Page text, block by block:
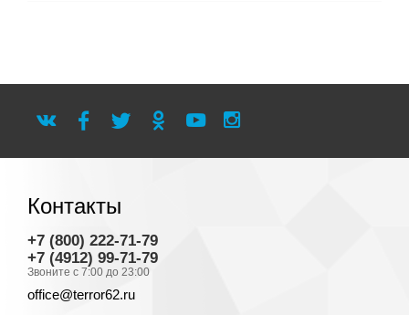
Контакты
+7 (800) 222-71-79
+7 (4912) 99-71-79
Звоните с 7:00 до 23:00
office@terror62.ru